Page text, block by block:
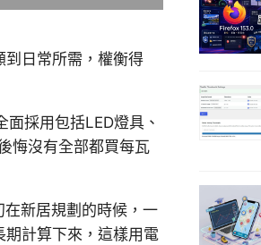
到日常所需，權衡得
採用包括LED燈具、
悔沒有全部都買每瓦
新居規劃的時候，一
計算下來，這樣用電